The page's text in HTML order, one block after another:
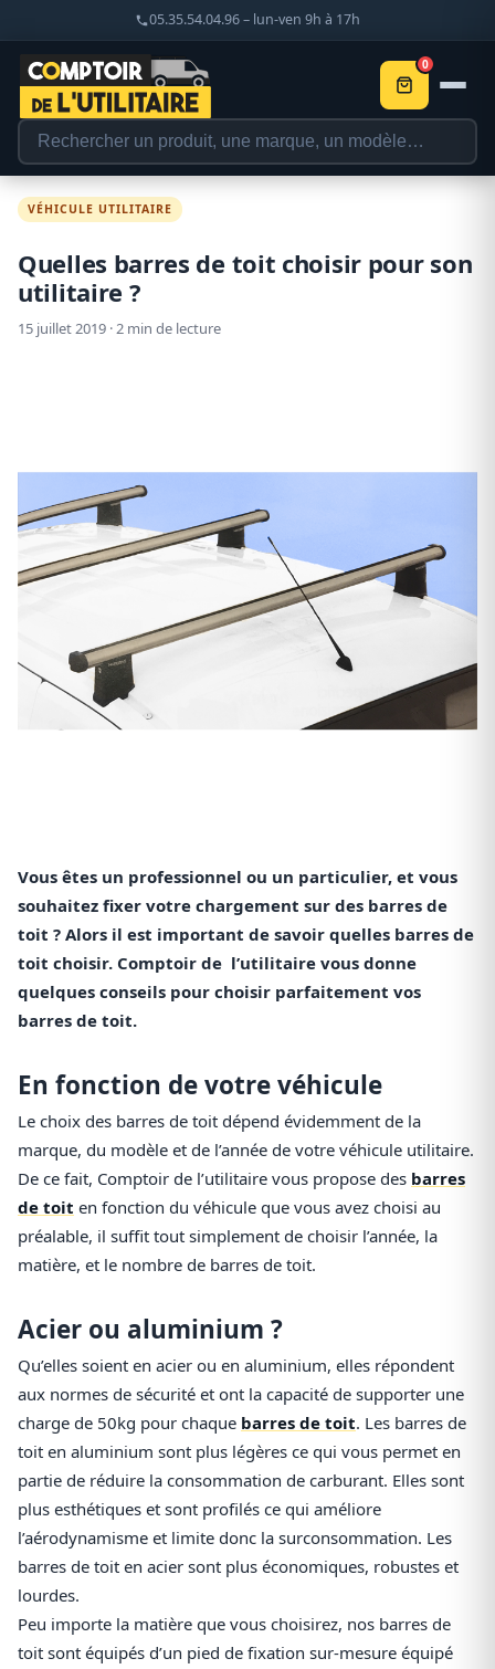
05.35.54.04.96 – lun-ven 9h à 17h
0
VÉHICULE UTILITAIRE
Quelles barres de toit choisir pour son
utilitaire ?
15 juillet 2019 · 2 min de lecture
Vous êtes un professionnel ou un particulier, et vous
souhaitez fixer votre chargement sur des barres de
toit ? Alors il est important de savoir quelles barres de
toit choisir. Comptoir de l’utilitaire vous donne
quelques conseils pour choisir parfaitement vos
barres de toit.
En fonction de votre véhicule
Le choix des barres de toit dépend évidemment de la
marque, du modèle et de l’année de votre véhicule utilitaire.
De ce fait, Comptoir de l’utilitaire vous propose des barres
de toit en fonction du véhicule que vous avez choisi au
préalable, il suffit tout simplement de choisir l’année, la
matière, et le nombre de barres de toit.
Acier ou aluminium ?
Qu’elles soient en acier ou en aluminium, elles répondent
aux normes de sécurité et ont la capacité de supporter une
charge de 50kg pour chaque barres de toit. Les barres de
toit en aluminium sont plus légères ce qui vous permet en
partie de réduire la consommation de carburant. Elles sont
plus esthétiques et sont profilés ce qui améliore
l’aérodynamisme et limite donc la surconsommation. Les
barres de toit en acier sont plus économiques, robustes et
lourdes.
Peu importe la matière que vous choisirez, nos barres de
toit sont équipés d’un pied de fixation sur-mesure équipé